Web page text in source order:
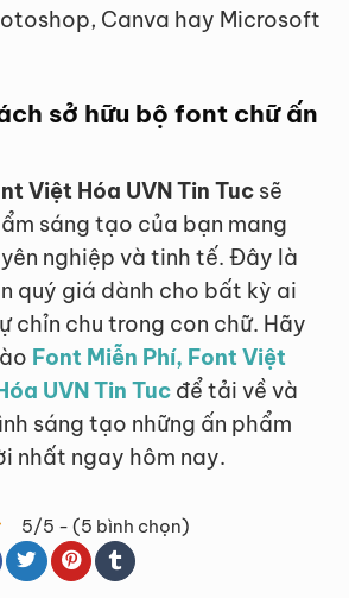
Canva hay Microsoft
sở hữu bộ font chữ ấn
Việt Hóa UVN Tin Tuc sẽ
sáng tạo của bạn mang
nghiệp và tinh tế. Đây là
quý giá dành cho bất kỳ ai
chỉn chu trong con chữ. Hãy
Font Miễn Phí, Font Việt
UVN Tin Tuc để tải về và
sáng tạo những ấn phẩm
nhất ngay hôm nay.
5/5 - (5 bình chọn)